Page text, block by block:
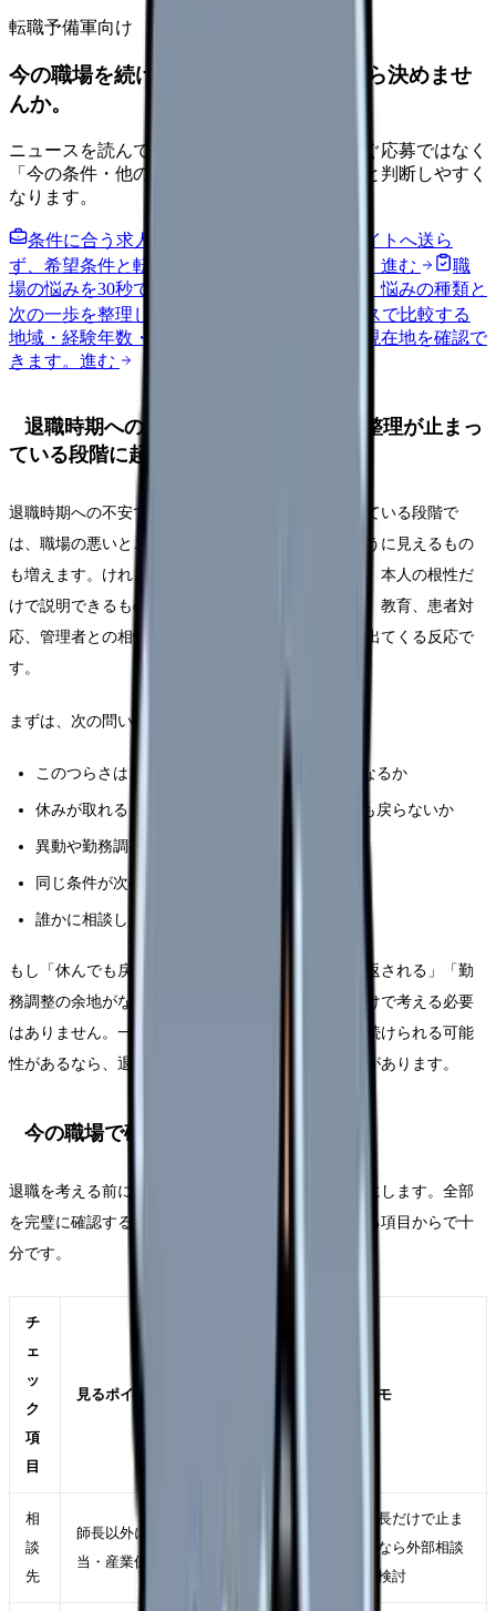
転職予備軍向け
今の職場を続けるか、条件を比べてから決めませ
んか。
ニュースを読んで不安が強くなった時は、すぐ応募ではなく
「今の条件・他の選択肢・相談先」を分けると判断しやすく
なります。
条件に合う求人通知を受け取る
外部転職サイトへ送ら
ず、希望条件と転職時期を自社で預かります。 進む
職
場の悩みを30秒で診断
辞めるべきか迷う前に、悩みの種類と
次の一歩を整理します。
給料コンパスで比較する
地域・経験年数・施設形態から、今の給料の現在地を確認で
きます。 進む
退職時期への不安で、辞めたい理由の整理が止まっ
ている段階に起きやすいこと
退職時期への不安で、辞めたい理由の整理が止まっている段階で
は、職場の悪いところだけでなく、自分の弱さのように見えるもの
も増えます。けれど、看護師さんの「辞めたい」は、本人の根性だ
けで説明できるものではありません。勤務表、夜勤、教育、患者対
応、管理者との相性、家庭の事情、体調が重なって出てくる反応で
す。
まずは、次の問いを使って原因を分けてください。
このつらさは、特定の人・部署・勤務帯で強くなるか
休みが取れると回復するか、それとも休みの日も戻らないか
異動や勤務調整で軽くなる可能性があるか
同じ条件が次の職場でも続きそうか
誰かに相談した時、具体的な改善案が出たか
もし「休んでも戻らない」「相談しても人格否定で返される」「勤
務調整の余地がない」なら、今の職場に残る前提だけで考える必要
はありません。一方で、部署や勤務形態を変えれば続けられる可能
性があるなら、退職前にその選択肢を確認する価値があります。
今の職場で確認したいチェックリスト
退職を考える前に、今の職場で確認できることを表にします。全部
を完璧に確認する必要はありません。自分に関係する項目からで十
分です。
チ
ェ
ッ
ク
項
目
見るポイント メモ
相
談
先
師長以外に相談できる人事・教育担
当・産業保健スタッフがいるか
師長だけで止ま
るなら外部相談
も検討